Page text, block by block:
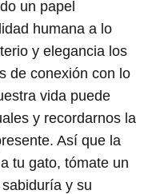
un papel
humana a lo
y elegancia los
de conexión con lo
vida puede
y recordarnos la
Así que la
tu gato, tómate un
y su